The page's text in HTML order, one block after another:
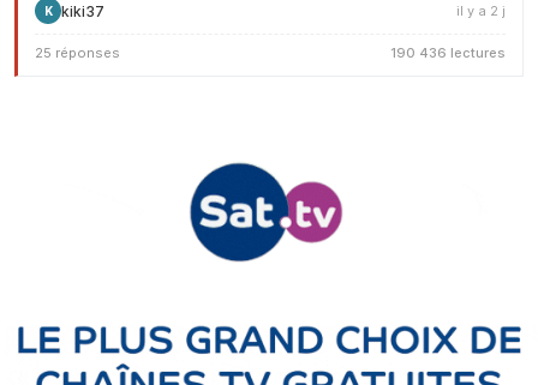
K kiki37 il y a 2 j
25 réponses 190 436 lectures